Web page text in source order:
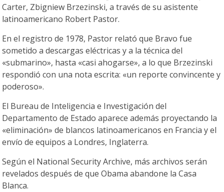
Carter, Zbigniew Brzezinski, a través de su asistente
latinoamericano Robert Pastor.
En el registro de 1978, Pastor relató que Bravo fue
sometido a descargas eléctricas y a la técnica del
«submarino», hasta «casi ahogarse», a lo que Brzezinski
respondió con una nota escrita: «un reporte convincente y
poderoso».
El Bureau de Inteligencia e Investigación del
Departamento de Estado aparece además proyectando la
«eliminación» de blancos latinoamericanos en Francia y el
envío de equipos a Londres, Inglaterra.
Según el National Security Archive, más archivos serán
revelados después de que Obama abandone la Casa
Blanca.